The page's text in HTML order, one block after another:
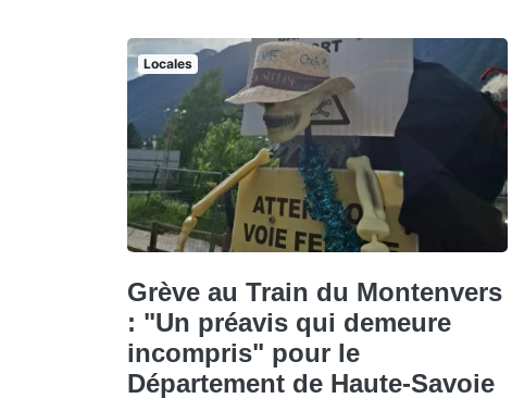
Locales
Grève au Train du Montenvers
: "Un préavis qui demeure
incompris" pour le
Département de Haute-Savoie